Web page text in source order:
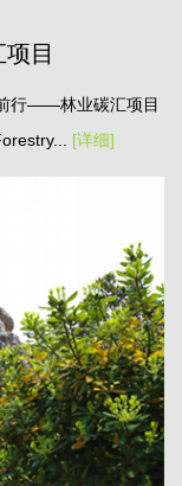
目
行——林业碳汇项目
[详细]